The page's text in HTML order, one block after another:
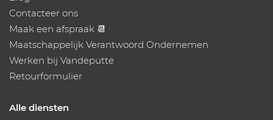
Contacteer ons
Maak een afspraak 📆
Maatschappelijk Verantwoord Ondernemen
Werken bij Vandeputte
Retourformulier
Alle diensten